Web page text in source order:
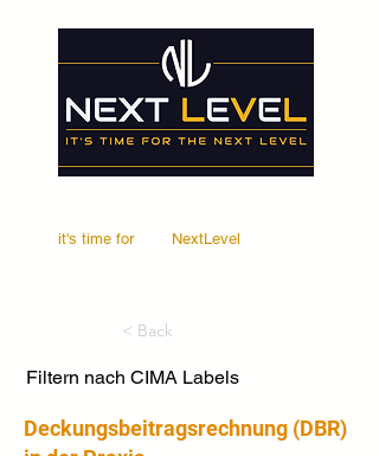
it's time for NextLevel
< Back
Filtern nach CIMA Labels
Deckungsbeitragsrechnung (DBR)